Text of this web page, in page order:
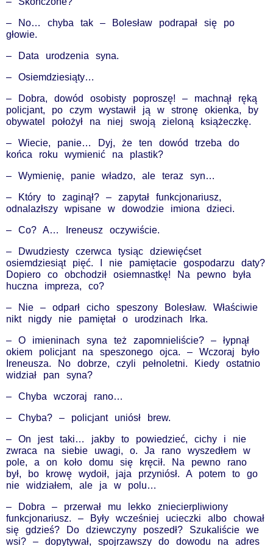
– No… chyba tak – Bolesław podrapał się po
głowie.
– Data urodzenia syna.
– Osiemdziesiąty…
– Dobra, dowód osobisty poproszę! – machnął ręką
policjant, po czym wystawił ją w stronę okienka, by
obywatel położył na niej swoją zieloną książeczkę.
– Wiecie, panie… Dyj, że ten dowód trzeba do
końca roku wymienić na plastik?
– Wymienię, panie władzo, ale teraz syn…
– Który to zaginął? – zapytał funkcjonariusz,
odnalazłszy wpisane w dowodzie imiona dzieci.
– Co? A… Ireneusz oczywiście.
– Dwudziesty czerwca tysiąc dziewięćset
osiemdziesiąt pięć. I nie pamiętacie gospodarzu daty?
Dopiero co obchodził osiemnastkę! Na pewno była
huczna impreza, co?
– Nie – odparł cicho speszony Bolesław. Właściwie
nikt nigdy nie pamiętał o urodzinach Irka.
– O imieninach syna też zapomnieliście? – łypnął
okiem policjant na speszonego ojca. – Wczoraj było
Ireneusza. No dobrze, czyli pełnoletni. Kiedy ostatnio
widział pan syna?
– Chyba wczoraj rano…
– Chyba? – policjant uniósł brew.
– On jest taki… jakby to powiedzieć, cichy i nie
zwraca na siebie uwagi, o. Ja rano wyszedłem w
pole, a on koło domu się kręcił. Na pewno rano
był, bo krowę wydoił, jaja przyniósł. A potem to go
nie widziałem, ale ja w polu…
– Dobra – przerwał mu lekko zniecierpliwiony
funkcjonariusz. – Były wcześniej ucieczki albo chował
się gdzieś? Do dziewczyny poszedł? Szukaliście we
wsi? – dopytywał, spojrzawszy do dowodu na adres